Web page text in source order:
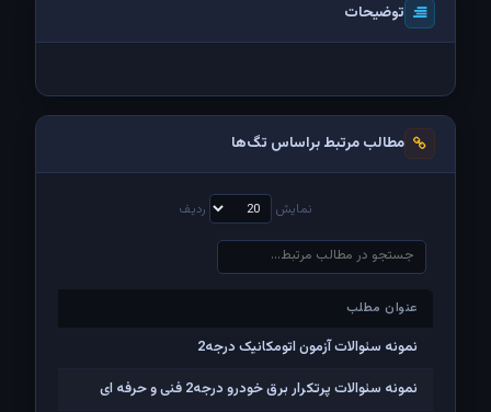
توضیحات
مطالب مرتبط براساس تگ‌ها
نمایش ردیف
عنوان مطلب
عنوان مطلب
نمونه سئوالات آزمون اتومکانیک درجه2
نمونه سئوالات پرتکرار برق خودرو درجه2 فنی و حرفه ای